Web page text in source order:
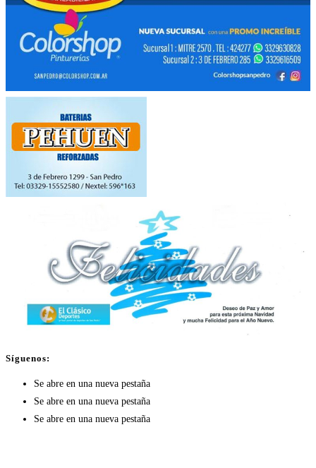
Síguenos:
Se abre en una nueva pestaña
Se abre en una nueva pestaña
Se abre en una nueva pestaña